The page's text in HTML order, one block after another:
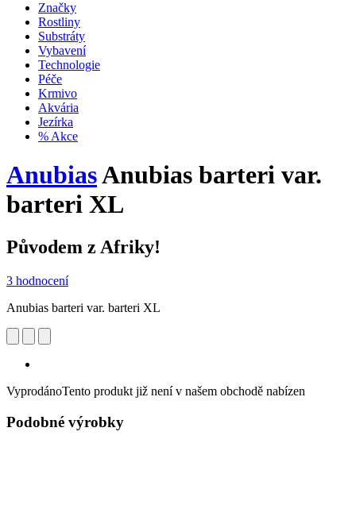
Značky
Rostliny
Substráty
Vybavení
Technologie
Péče
Krmivo
Akvária
Jezírka
% Akce
AnubiasAnubias barteri var.
barteri XL
Původem z Afriky!
3 hodnocení
Anubias barteri var. barteri XL
VyprodánoTento produkt již není v našem obchodě nabízen
Podobné výrobky